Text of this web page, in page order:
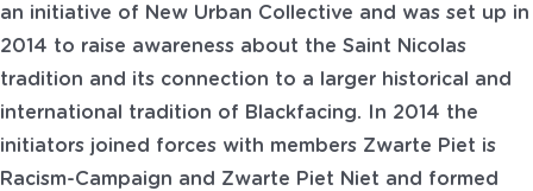
an initiative of New Urban Collective and was set up in
2014 to raise awareness about the Saint Nicolas
tradition and its connection to a larger historical and
international tradition of Blackfacing. In 2014 the
initiators joined forces with members Zwarte Piet is
Racism-Campaign and Zwarte Piet Niet and formed